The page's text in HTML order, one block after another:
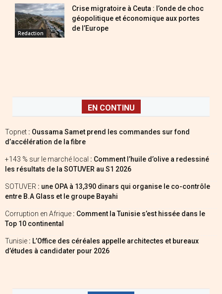
Redaction
Crise migratoire à Ceuta : l’onde de choc
géopolitique et économique aux portes
de l’Europe
EN CONTINU
Topnet : Oussama Samet prend les commandes sur fond
d’accélération de la fibre
+143 % sur le marché local : Comment l’huile d’olive a redessiné
les résultats de la SOTUVER au S1 2026
SOTUVER : une OPA à 13,390 dinars qui organise le co-contrôle
entre B.A Glass et le groupe Bayahi
Corruption en Afrique : Comment la Tunisie s’est hissée dans le
Top 10 continental
Tunisie : L’Office des céréales appelle architectes et bureaux
d’études à candidater pour 2026